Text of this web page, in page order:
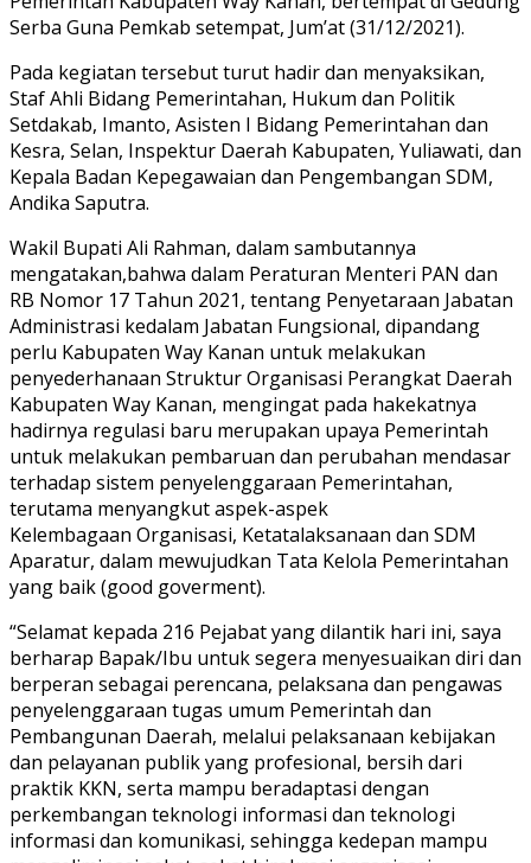
Serba Guna Pemkab setempat, Jum’at (31/12/2021).
Pada kegiatan tersebut turut hadir dan menyaksikan,
Staf Ahli Bidang Pemerintahan, Hukum dan Politik
Setdakab, Imanto, Asisten I Bidang Pemerintahan dan
Kesra, Selan, Inspektur Daerah Kabupaten, Yuliawati, dan
Kepala Badan Kepegawaian dan Pengembangan SDM,
Andika Saputra.
Wakil Bupati Ali Rahman, dalam sambutannya
mengatakan,bahwa dalam Peraturan Menteri PAN dan
RB Nomor 17 Tahun 2021, tentang Penyetaraan Jabatan
Administrasi kedalam Jabatan Fungsional, dipandang
perlu Kabupaten Way Kanan untuk melakukan
penyederhanaan Struktur Organisasi Perangkat Daerah
Kabupaten Way Kanan, mengingat pada hakekatnya
hadirnya regulasi baru merupakan upaya Pemerintah
untuk melakukan pembaruan dan perubahan mendasar
terhadap sistem penyelenggaraan Pemerintahan,
terutama menyangkut aspek-aspek
Kelembagaan Organisasi, Ketatalaksanaan dan SDM
Aparatur, dalam mewujudkan Tata Kelola Pemerintahan
yang baik (good goverment).
“Selamat kepada 216 Pejabat yang dilantik hari ini, saya
berharap Bapak/Ibu untuk segera menyesuaikan diri dan
berperan sebagai perencana, pelaksana dan pengawas
penyelenggaraan tugas umum Pemerintah dan
Pembangunan Daerah, melalui pelaksanaan kebijakan
dan pelayanan publik yang profesional, bersih dari
praktik KKN, serta mampu beradaptasi dengan
perkembangan teknologi informasi dan teknologi
informasi dan komunikasi, sehingga kedepan mampu